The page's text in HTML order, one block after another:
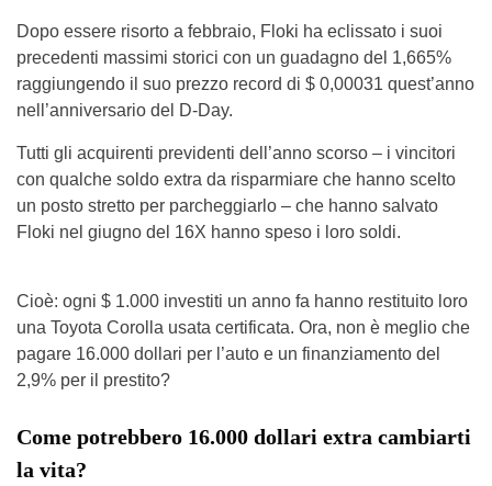
Dopo essere risorto a febbraio, Floki ha eclissato i suoi
precedenti massimi storici con un guadagno del 1,665%
raggiungendo il suo prezzo record di $ 0,00031 quest’anno
nell’anniversario del D-Day.
Tutti gli acquirenti previdenti dell’anno scorso – i vincitori
con qualche soldo extra da risparmiare che hanno scelto
un posto stretto per parcheggiarlo – che hanno salvato
Floki nel giugno del 16X hanno speso i loro soldi.
Cioè: ogni $ 1.000 investiti un anno fa hanno restituito loro
una Toyota Corolla usata certificata. Ora, non è meglio che
pagare 16.000 dollari per l’auto e un finanziamento del
2,9% per il prestito?
Come potrebbero 16.000 dollari extra cambiarti
la vita?